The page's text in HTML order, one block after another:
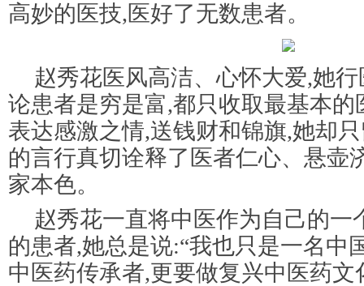
高妙的医技,医好了无数患者。
赵秀花医风高洁、心怀大爱,她
论患者是穷是富,都只收取最基本
表达感激之情,送钱财和锦旗,她却
的言行真切诠释了医者仁心、悬壶
家本色。
赵秀花一直将中医作为自己的一
的患者,她总是说:“我也只是一名中
中医药传承者,更要做复兴中医药文